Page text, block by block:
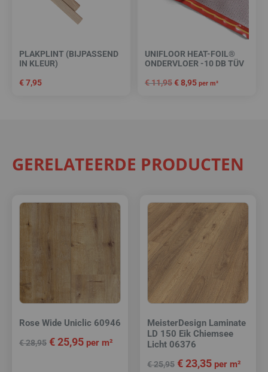
PLAKPLINT (BIJPASSEND
IN KLEUR)
€7,95
UNIFLOOR HEAT-FOIL®
ONDERVLOER -10 DB TÜV
€11,95€8,95 per m²
GERELATEERDE PRODUCTEN
Rose Wide Uniclic 60946
€28,95 €25,95 per m²
MeisterDesign Laminate
LD 150 Eik Chiemsee
Licht 06376
€25,95 €23,35 per m²